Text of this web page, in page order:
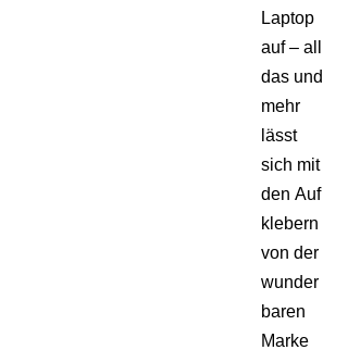
Laptop
auf – all
das und
mehr
lässt
sich mit
den Auf
klebern
von der
wunder
baren
Marke